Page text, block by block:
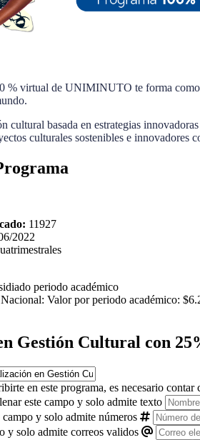
% virtual de UNIMINUTO te forma
cultural basada en estrategias
culturales sostenibles e innovadores
11927
2022
periodo académico
Valor por periodo académico:
Gestión Cultural con
en este programa, es necesario
este campo y solo admite texto
campo y solo admite números
y solo admite correos validos